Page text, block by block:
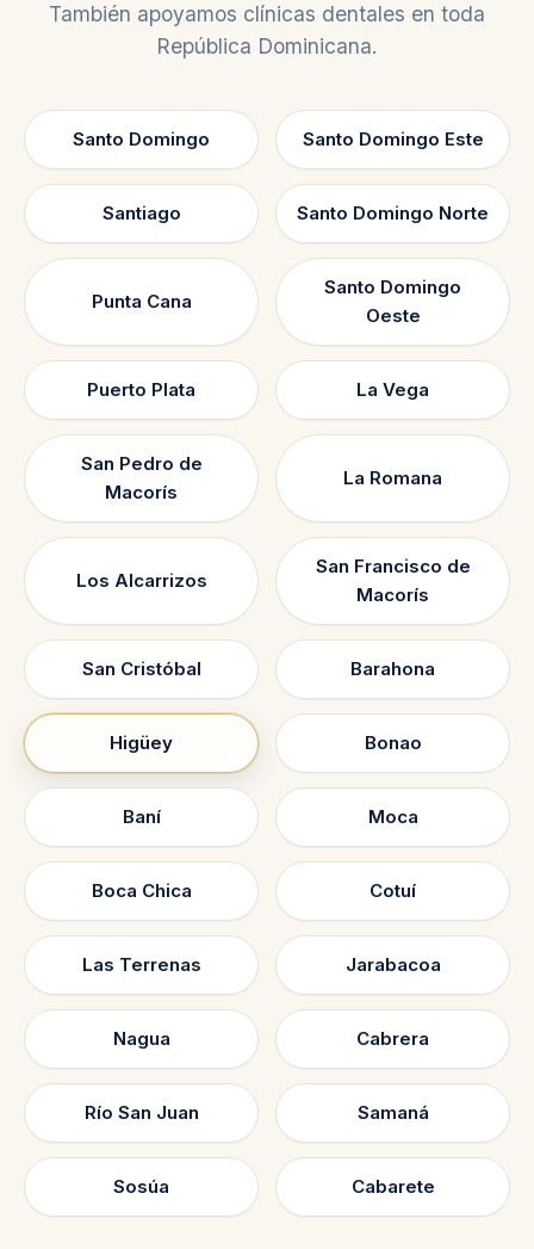
También apoyamos clínicas dentales en toda
República Dominicana.
Santo Domingo Santo Domingo Este
Santiago Santo Domingo Norte
Punta Cana
Santo Domingo
Oeste
Puerto Plata La Vega
San Pedro de
Macorís
La Romana
Los Alcarrizos
San Francisco de
Macorís
San Cristóbal Barahona
Higüey Bonao
Baní Moca
Boca Chica Cotuí
Las Terrenas Jarabacoa
Nagua Cabrera
Río San Juan Samaná
Sosúa Cabarete